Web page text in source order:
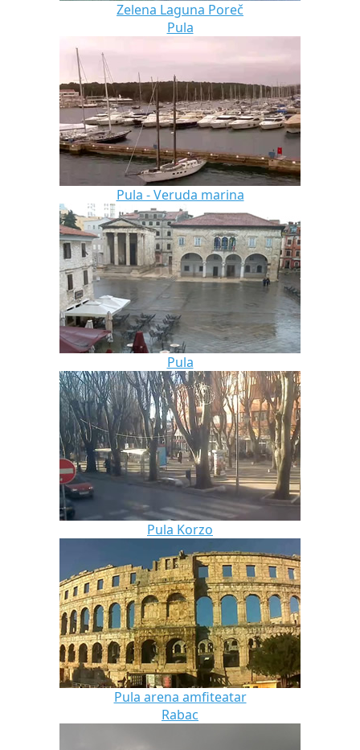
Zelena Laguna Poreč
Pula
Pula - Veruda marina
Pula
Pula Korzo
Pula arena amfiteatar
Rabac